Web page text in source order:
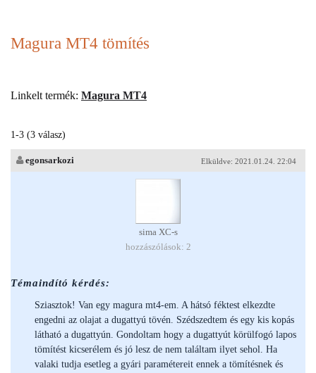
Magura MT4 tömítés
Linkelt termék: Magura MT4
1-3 (3 válasz)
Elküldve: 2021.01.24. 22:04
egonsarkozi
sima XC-s
hozzászólások: 2
Témaindító kérdés:
Sziasztok! Van egy magura mt4-em. A hátsó féktest elkezdte
engedni az olajat a dugattyú tövén. Szédszedtem és egy kis kopás
látható a dugattyún. Gondoltam hogy a dugattyút körülfogó lapos
tömítést kicserélem és jó lesz de nem találtam ilyet sehol. Ha
valaki tudja esetleg a gyári paramétereit ennek a tömítésnek és